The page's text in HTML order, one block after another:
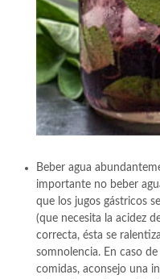
Beber agua
importante no beber
que los jugos gástricos
(que necesita la acidez
correcta, ésta se
somnolencia. En caso
comidas, aconsejo una